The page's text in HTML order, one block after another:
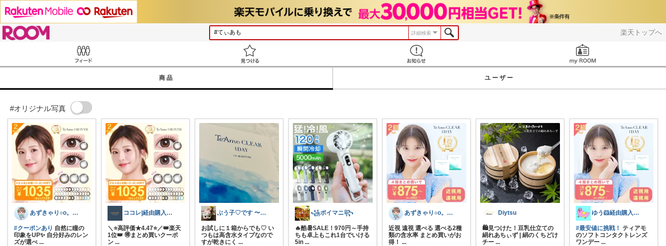
楽天トップへ
詳細検索
商品 ユーザー
#オリジナル写真
あずきゃり○o。.🐟🐠
#クーポンあり 自然に瞳の
印象をUP✨ 自分好みのレン
ズが選べ ...
ココレ|経由購入ありがとうございます🌷
＼⭐️高評価★4.47⭐️／👑楽天
1位👑 🉐まとめ買いクーポ
ン ...
ぶう子♡です 〜感謝です〜
お試しに１箱からでも♡ い
つもは高含水タイプなので
すが乾きにく ...
꧁ポイマニ꧂
🔥酷暑SALE！970円～手持
ちも卓上もこれ1台でいける
5in ...
あずきゃり○o。.🐟🐠
近視 遠視 選べる 選べる2種
類の含水率 まとめ買いがお
得！...
Diytsu
🛍️見つけた！豆乳仕立ての
絹れあちぃず | 絹のくちどけ
チー ...
ゆう🐹経由購入感謝🙇‍♀️
#最安値に挑戦！ ティアモ
のソフトコンタクトレンズ
ワンデー...